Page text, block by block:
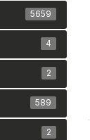
5659
4
2
589
2